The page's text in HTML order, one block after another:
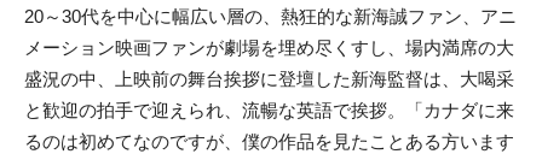
20～30代を中心に幅広い層の、熱狂的な新海誠ファン、アニ
メーション映画ファンが劇場を埋め尽くすし、場内満席の大
盛況の中、上映前の舞台挨拶に登壇した新海監督は、大喝采
と歓迎の拍手で迎えられ、流暢な英語で挨拶。「カナダに来
るのは初めてなのですが、僕の作品を見たことある方います